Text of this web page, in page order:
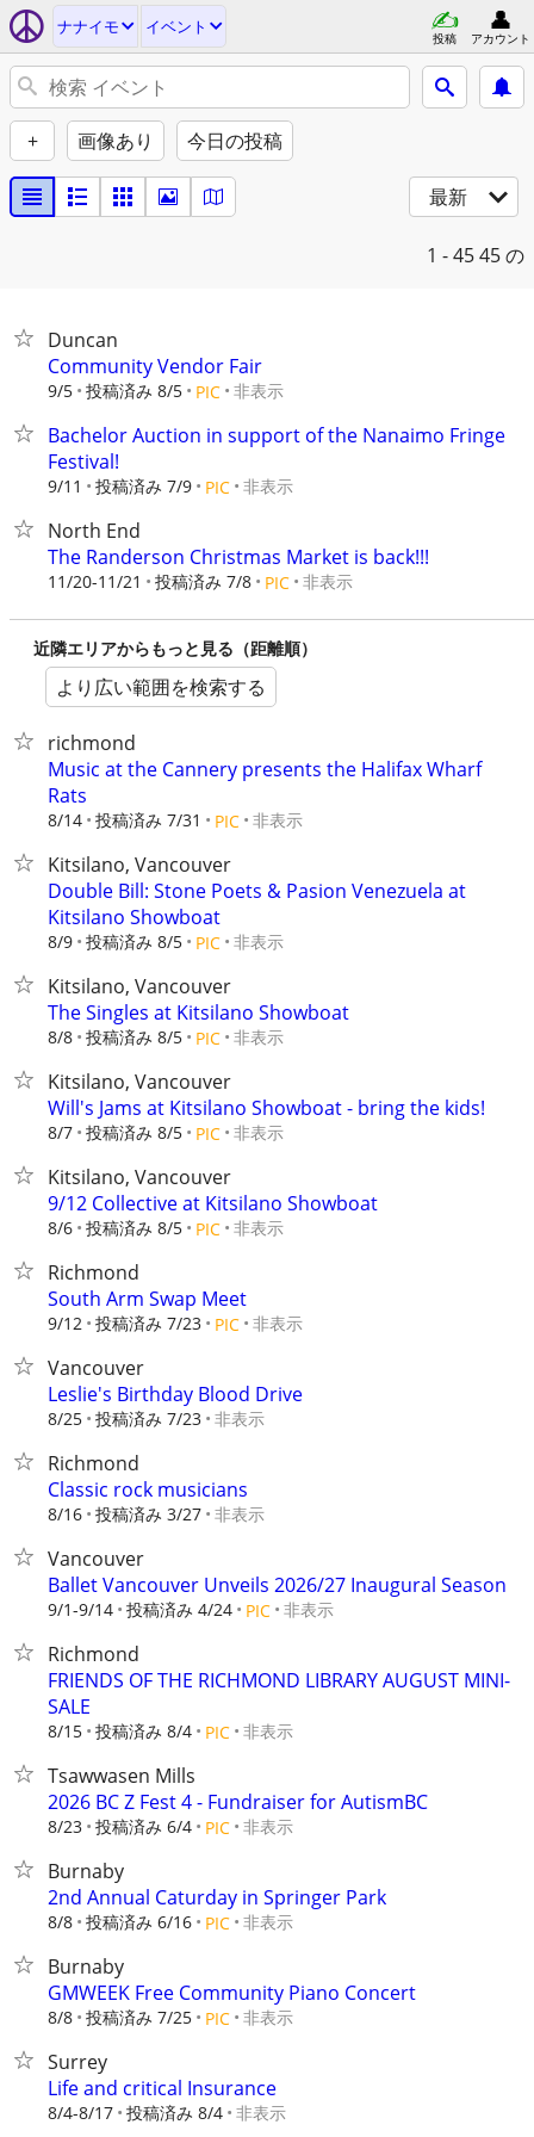
ナナイモ イベント
投稿 アカウント
+ 画像あり 今日の投稿
最新
1 - 4545 の
Duncan
Community Vendor Fair
9/5 投稿済み 8/5 PIC 非表示
Bachelor Auction in support of the Nanaimo Fringe
Festival!
9/11 投稿済み 7/9 PIC 非表示
North End
The Randerson Christmas Market is back!!!
11/20-11/21 投稿済み 7/8 PIC 非表示
近隣エリアからもっと見る（距離順）
より広い範囲を検索する
richmond
Music at the Cannery presents the Halifax Wharf
Rats
8/14 投稿済み 7/31 PIC 非表示
Kitsilano, Vancouver
Double Bill: Stone Poets & Pasion Venezuela at
Kitsilano Showboat
8/9 投稿済み 8/5 PIC 非表示
Kitsilano, Vancouver
The Singles at Kitsilano Showboat
8/8 投稿済み 8/5 PIC 非表示
Kitsilano, Vancouver
Will's Jams at Kitsilano Showboat - bring the kids!
8/7 投稿済み 8/5 PIC 非表示
Kitsilano, Vancouver
9/12 Collective at Kitsilano Showboat
8/6 投稿済み 8/5 PIC 非表示
Richmond
South Arm Swap Meet
9/12 投稿済み 7/23 PIC 非表示
Vancouver
Leslie's Birthday Blood Drive
8/25 投稿済み 7/23 非表示
Richmond
Classic rock musicians
8/16 投稿済み 3/27 非表示
Vancouver
Ballet Vancouver Unveils 2026/27 Inaugural Season
9/1-9/14 投稿済み 4/24 PIC 非表示
Richmond
FRIENDS OF THE RICHMOND LIBRARY AUGUST MINI-
SALE
8/15 投稿済み 8/4 PIC 非表示
Tsawwasen Mills
2026 BC Z Fest 4 - Fundraiser for AutismBC
8/23 投稿済み 6/4 PIC 非表示
Burnaby
2nd Annual Caturday in Springer Park
8/8 投稿済み 6/16 PIC 非表示
Burnaby
GMWEEK Free Community Piano Concert
8/8 投稿済み 7/25 PIC 非表示
Surrey
Life and critical Insurance
8/4-8/17 投稿済み 8/4 非表示